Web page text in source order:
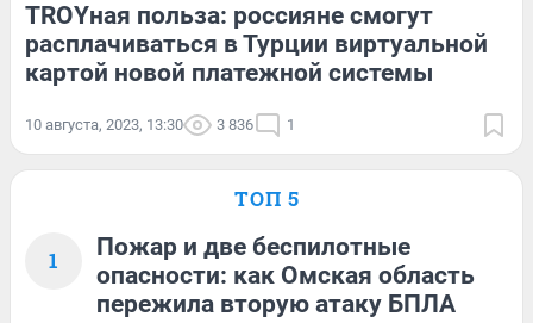
TROYная польза: россияне смогут
расплачиваться в Турции виртуальной
картой новой платежной системы
10 августа, 2023, 13:30 3 836 1
ТОП 5
1
Пожар и две беспилотные
опасности: как Омская область
пережила вторую атаку БПЛА